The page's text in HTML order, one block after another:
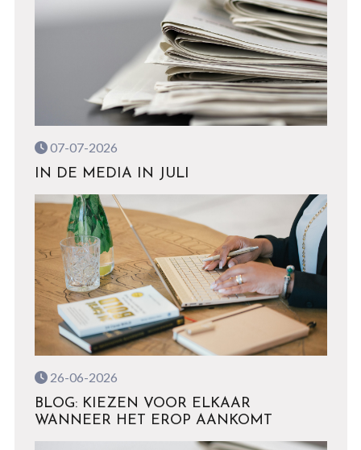
07-07-2026
IN DE MEDIA IN JULI
26-06-2026
BLOG: KIEZEN VOOR ELKAAR
WANNEER HET EROP AANKOMT